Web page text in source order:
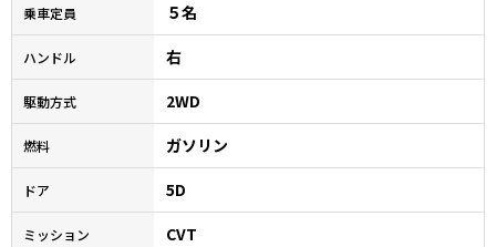
乗車定員 ５名
ハンドル 右
駆動方式 2WD
燃料 ガソリン
ドア 5D
ミッション CVT